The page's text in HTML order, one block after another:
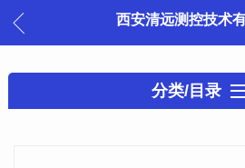
西安清远测控技术
分类/目录